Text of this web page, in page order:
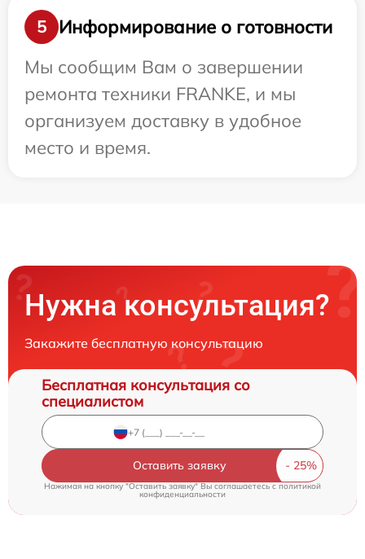
5
Информирование о готовности
Мы сообщим Вам о завершении
ремонта техники FRANKE, и мы
организуем доставку в удобное
место и время.
Нужна консультация?
Закажите бесплатную консультацию
Бесплатная консультация со
специалистом
Оставить заявку
Нажимая на кнопку "Оставить заявку" Вы соглашаетесь c политикой
конфиденциальности